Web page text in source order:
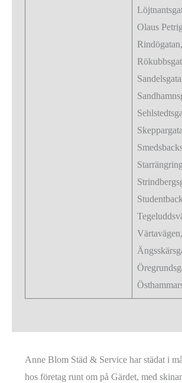
Olaus
Rindögatan,
Värtavägen,
Anne Blom Städ & Service har städat i
hos företag runt om på Gärdet, med